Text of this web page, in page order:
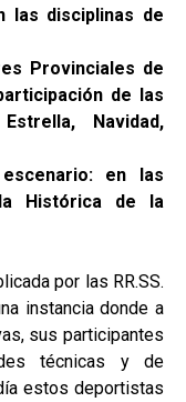
las disciplinas de
Provinciales de
de las
Navidad,
en las
Histórica de la
por las RR.SS.
instancia donde a
sus participantes
técnicas y de
estos deportistas